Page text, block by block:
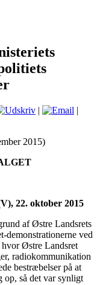
|
|
2015)
22. oktober 2015
af Østre Landsrets
demonstrationerne ved
Østre Landsret
radiokommunikation
bestræbelser på at
op, så det var synligt